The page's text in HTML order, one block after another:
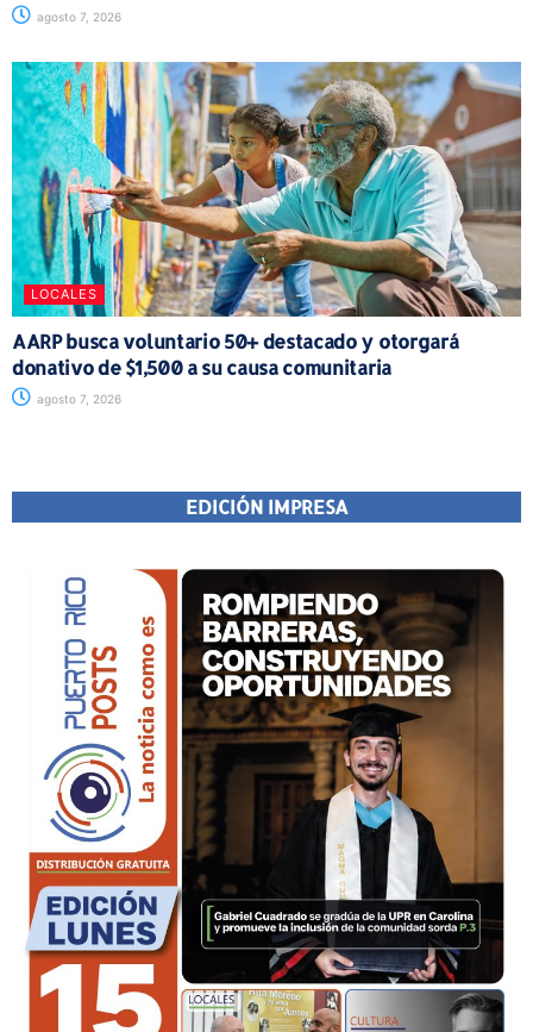
agosto 7, 2026
LOCALES
AARP busca voluntario 50+ destacado y otorgará
donativo de $1,500 a su causa comunitaria
agosto 7, 2026
EDICIÓN IMPRESA